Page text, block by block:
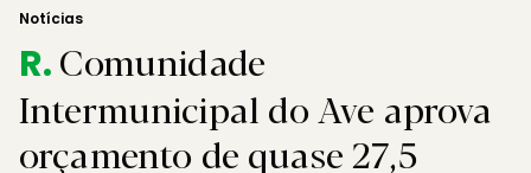
Notícias
R.Comunidade
Intermunicipal do Ave aprova
orçamento de quase 27,5